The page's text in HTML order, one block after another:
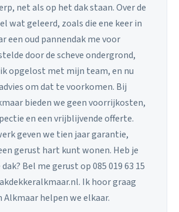
net als op het dak staan. Over de
wat geleerd, zoals die ene keer in
een oud pannendak me voor
door de scheve ondergrond,
opgelost met mijn team, en nu
om dat te voorkomen. Bij
bieden we geen voorrijkosten,
en een vrijblijvende offerte.
geven we tien jaar garantie,
gerust hart kunt wonen. Heb je
Bel me gerust op 085 019 63 15
Ik hoor graag
Alkmaar helpen we elkaar.